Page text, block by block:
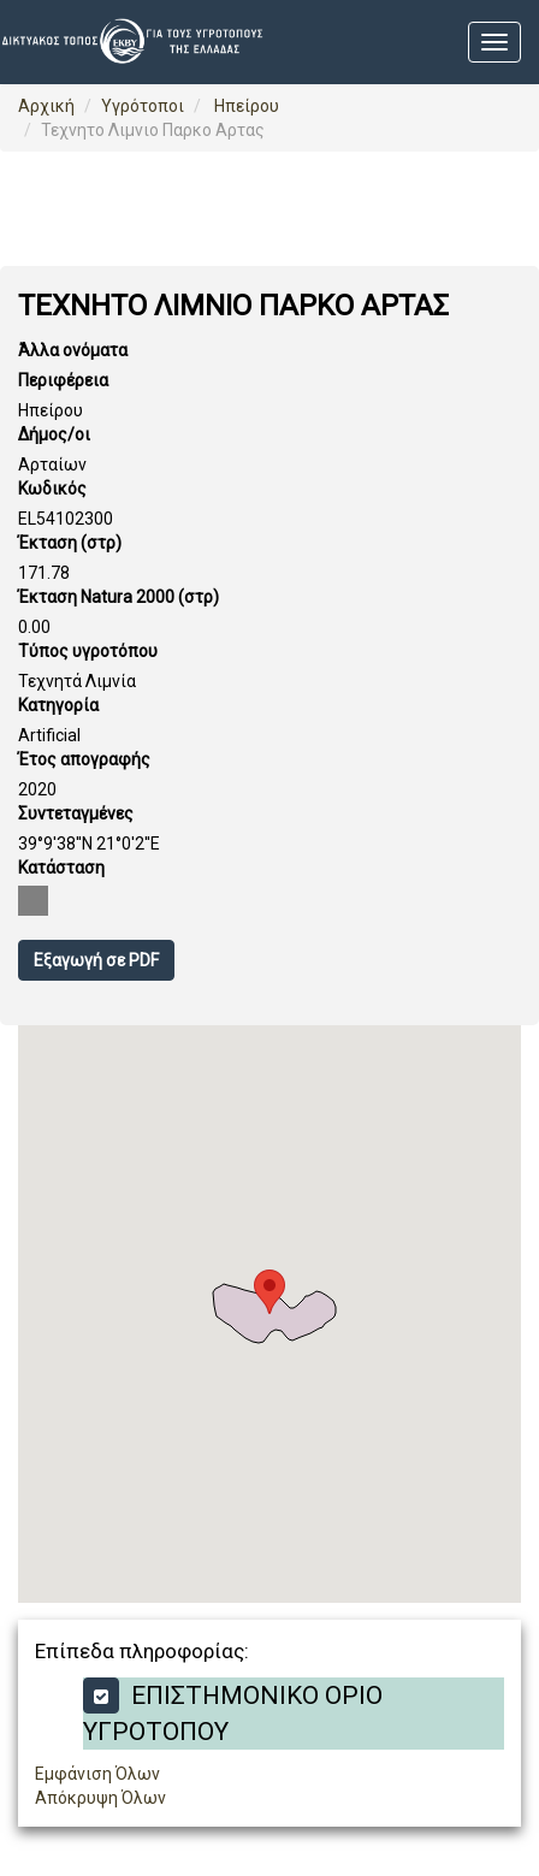
Αρχική Υγρότοποι
Ηπείρου
Τεχνητο Λιμνιο Παρκο Αρτας
ΤΕΧΝΗΤΟ ΛΙΜΝΙΟ ΠΑΡΚΟ ΑΡΤΑΣ
Άλλα ονόματα
Περιφέρεια
Ηπείρου
Δήμος/οι
Αρταίων
Κωδικός
EL54102300
Έκταση (στρ)
171.78
Έκταση Natura 2000 (στρ)
0.00
Τύπος υγροτόπου
Τεχνητά Λιμνία
Κατηγορία
Artificial
Έτος απογραφής
2020
Συντεταγμένες
39°9'38''N 21°0'2''E
Κατάσταση
Εξαγωγή σε PDF
Επίπεδα πληροφορίας:
ΕΠΙΣΤΗΜΟΝΙΚΟ ΟΡΙΟ
ΥΓΡΟΤΟΠΟΥ
Εμφάνιση Όλων
Απόκρυψη Όλων